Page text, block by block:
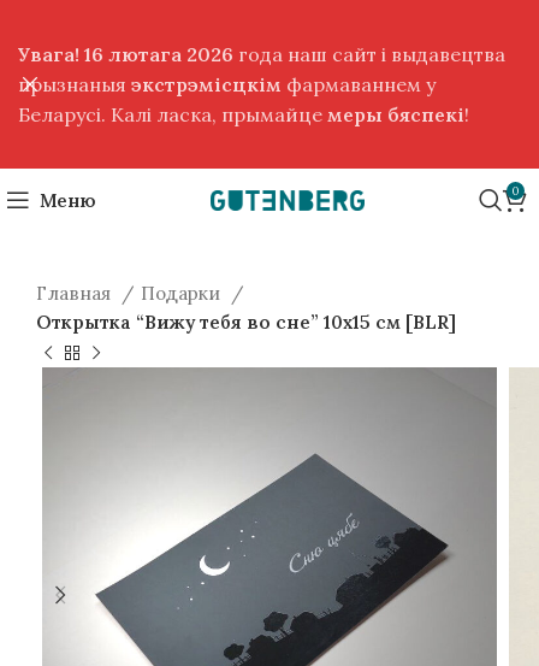
Меню 0
Главная
Подарки
Открытка “Вижу тебя во сне” 10х15 см [BLR]
Увага! 16 лютага 2026 года наш сайт і выдавецтва
прызнаныя экстрэмісцкім фармаваннем у
Беларусі. Калі ласка, прымайце меры бяспекі!